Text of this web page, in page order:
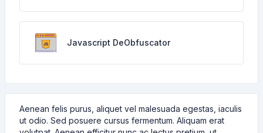
Javascript DeObfuscator
Aenean felis purus, aliquet vel malesuada egestas, iaculis
ut odio. Sed posuere cursus fermentum. Aliquam erat